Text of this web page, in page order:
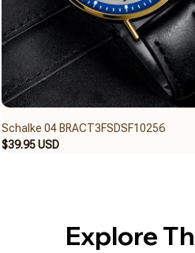
Schalke 04 BRACT3FSDSF10256
$39.95 USD
Explore